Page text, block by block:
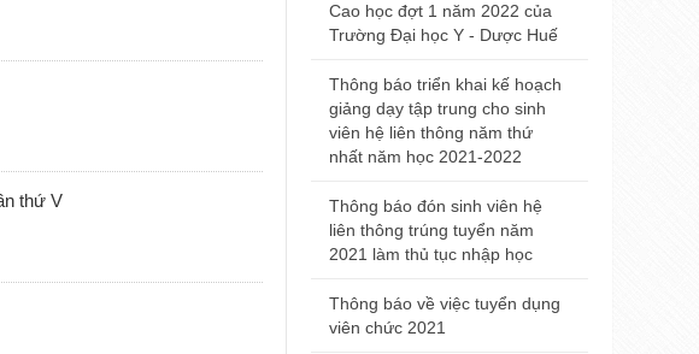
thứ V
Cao học đợt 1 năm 2022 của
Trường Đại học Y - Dược Huế
Thông báo triển khai kế hoạch
giảng dạy tập trung cho sinh
viên hệ liên thông năm thứ
nhất năm học 2021-2022
Thông báo đón sinh viên hệ
liên thông trúng tuyển năm
2021 làm thủ tục nhập học
Thông báo về việc tuyển dụng
viên chức 2021